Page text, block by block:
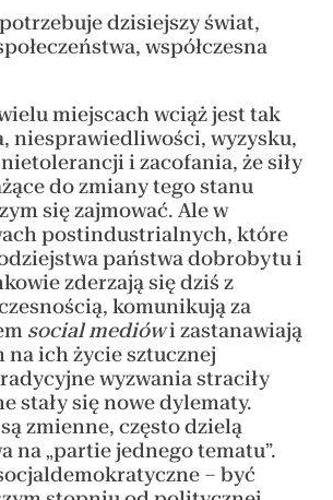
dzisiejszy świat,
współczesna
miejscach wciąż jest tak
niesprawiedliwości, wyzysku,
i zacofania, że siły
do zmiany tego stanu
się zajmować. Ale w
postindustrialnych, które
państwa dobrobytu i
zderzają się dziś z
komunikują za
social mediówi zastanawiają
na ich życie sztucznej
wyzwania straciły
stały się nowe dylematy.
zmienne, często dzielą
na „partie jednego tematu”.
– być